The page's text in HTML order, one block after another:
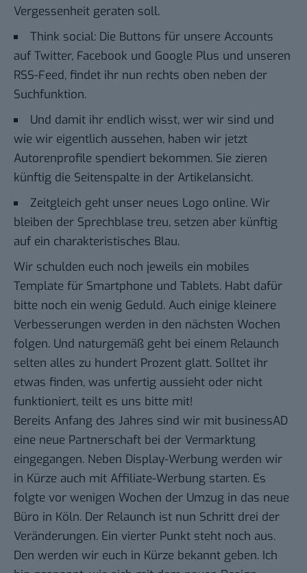
Vergessenheit geraten soll.
Think social: Die Buttons für unsere Accounts
auf Twitter, Facebook und Google Plus und unseren
RSS-Feed, findet ihr nun rechts oben neben der
Suchfunktion.
Und damit ihr endlich wisst, wer wir sind und
wie wir eigentlich aussehen, haben wir jetzt
Autorenprofile spendiert bekommen. Sie zieren
künftig die Seitenspalte in der Artikelansicht.
Zeitgleich geht unser neues Logo online. Wir
bleiben der Sprechblase treu, setzen aber künftig
auf ein charakteristisches Blau.
Wir schulden euch noch jeweils ein mobiles
Template für Smartphone und Tablets. Habt dafür
bitte noch ein wenig Geduld. Auch einige kleinere
Verbesserungen werden in den nächsten Wochen
folgen. Und naturgemäß geht bei einem Relaunch
selten alles zu hundert Prozent glatt. Solltet ihr
etwas finden, was unfertig aussieht oder nicht
funktioniert, teilt es uns bitte mit!
Bereits Anfang des Jahres sind wir mit businessAD
eine neue Partnerschaft bei der Vermarktung
eingegangen. Neben Display-Werbung werden wir
in Kürze auch mit Affiliate-Werbung starten. Es
folgte vor wenigen Wochen der Umzug in das neue
Büro in Köln. Der Relaunch ist nun Schritt drei der
Veränderungen. Ein vierter Punkt steht noch aus.
Den werden wir euch in Kürze bekannt geben. Ich